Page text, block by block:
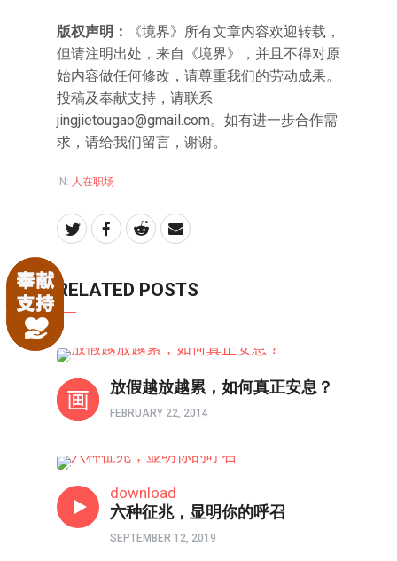
版权声明：
《境界》所有文章内容欢迎转载，
但请注明出处，来自《境界》，并且不得对原
始内容做任何修改，请尊重我们的劳动成果。
投稿及奉献支持，请联系
jingjietougao@gmail.com。如有进一步合作需
求，请给我们留言，谢谢。
IN: 人在职场
RELATED POSTS
放假越放越累，如何真正安息？
FEBRUARY 22, 2014
download
六种征兆，显明你的呼召
SEPTEMBER 12, 2019